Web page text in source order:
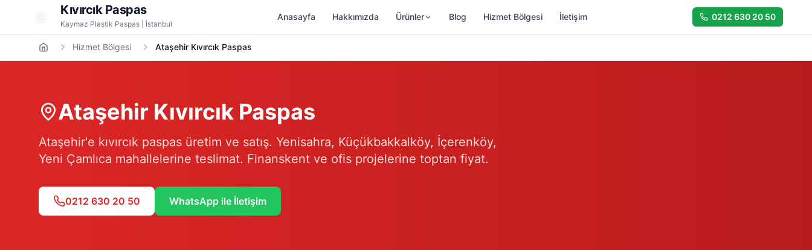
Kıvırcık Paspas
Kaymaz Plastik Paspas | İstanbul
Anasayfa Hakkımızda Ürünler Blog Hizmet Bölgesi İletişim 0212 630 20 50
Hizmet Bölgesi Ataşehir Kıvırcık Paspas
Ataşehir Kıvırcık Paspas
Ataşehir'e kıvırcık paspas üretim ve satış. Yenisahra, Küçükbakkalköy, İçerenköy,
Yeni Çamlıca mahallelerine teslimat. Finanskent ve ofis projelerine toptan fiyat.
0212 630 20 50 WhatsApp ile İletişim